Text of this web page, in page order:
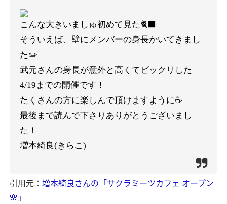
こんな大きいましゅ初めて見た🐈‍⬛
そういえば、壁にメンバーの身長かいてきまし
た✏️
武元さんの身長が意外と高くてビックリした
4/19 までの開催です！
たくさんの方に楽しんで頂けますように☕️
最後まで読んで下さりありがとうございまし
た！
増本綺良(きらこ)
引用元： 増本綺良さんの「サクラミーツカフェ オープン
🌸」